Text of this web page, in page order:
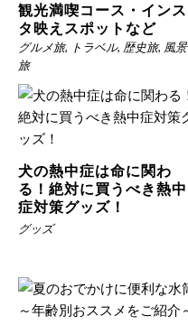
観光満喫コース・インス
タ映えスポットなど
グルメ旅, トラベル, 歴史旅, 風景
旅
犬の熱中症は命に関わ
る！絶対に買うべき熱中
症対策グッズ！
グッズ